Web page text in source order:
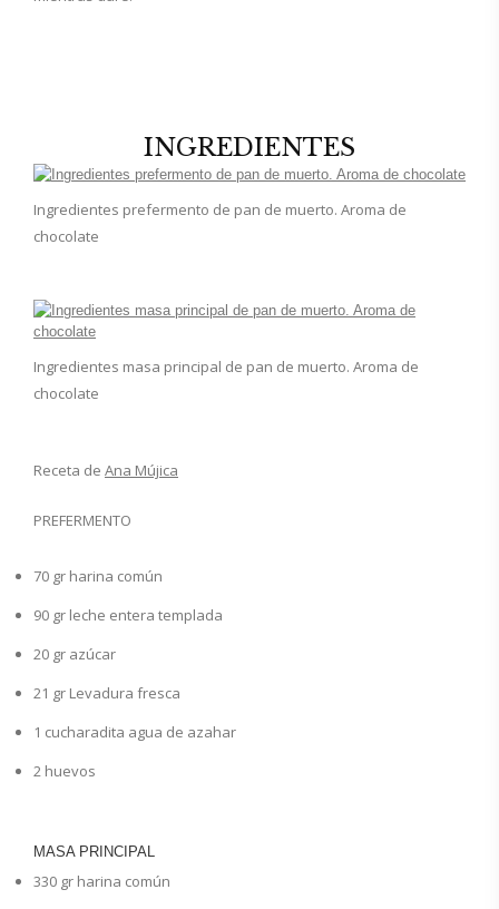
INGREDIENTES
Ingredientes prefermento de pan de muerto. Aroma de
chocolate
Ingredientes masa principal de pan de muerto. Aroma de
chocolate
Receta de Ana Mújica
PREFERMENTO
70 gr harina común
90 gr leche entera templada
20 gr azúcar
21 gr Levadura fresca
1 cucharadita agua de azahar
2 huevos
MASA PRINCIPAL
330 gr harina común